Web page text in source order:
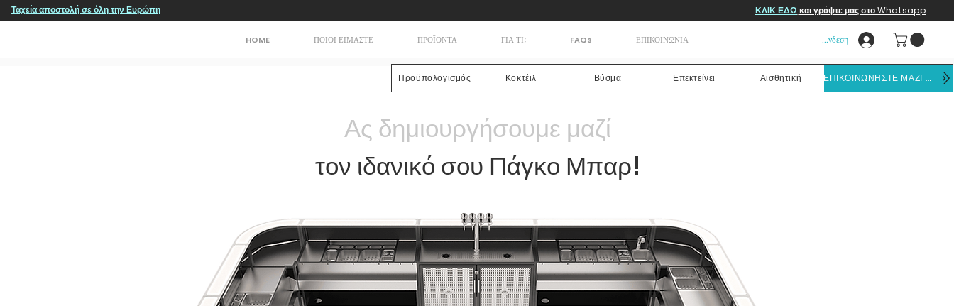
Ταχεία αποστολή σε όλη την Ευρώπη ΚΛΙΚ ΕΔΩκαι γράψτε μας στο Whatsapp
HOME ΠΟΙΟΙ ΕΙΜΑΣΤΕ ΠΡΟΪΟΝΤΑ ΓΙΑ ΤΙ; FAQs ΕΠΙΚΟΙΝΩΝΙΑ Σύνδεση
Προϋπολογισμός Κοκτέιλ Βύσμα Επεκτείνει ΕΠΙΚΟΙΝΩΝΗΣΤΕ ΜΑΖΙ ΜΑΣ
Αισθητική
Ας δημιουργήσουμε μαζί
τον ιδανικό σου Πάγκο Μπαρ!